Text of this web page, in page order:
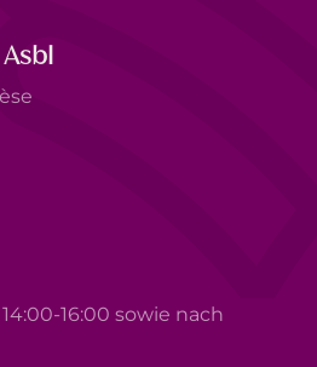
16:00 sowie nach